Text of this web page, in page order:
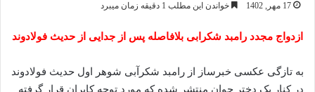
17 مهر, 1402 خواندن این مطلب 1 دقیقه زمان میبرد
ازدواج مجدد رامبد شکرابی بلافاصله پس از جدایی از حدیث فولادوند
به تازگی عکسی خبرساز از رامبد شکرآبی شوهر اول حدیث فولادوند
در کنار یک دختر جوان منتشر شده که مورد توجه کابران قرار گرفته